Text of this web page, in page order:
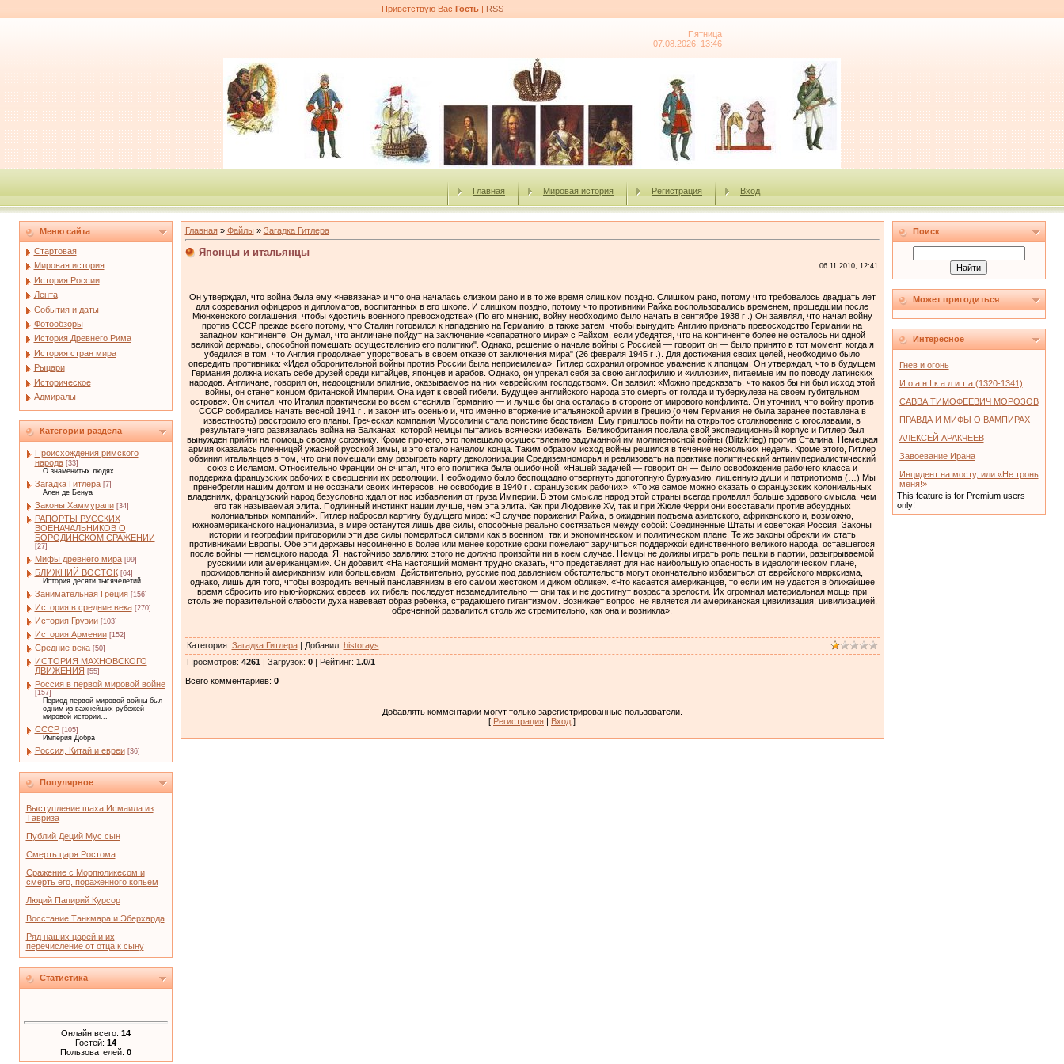
Приветствую Вас Гость | RSS
Пятница
07.08.2026, 13:46
Главная Мировая история Регистрация Вход
Меню сайта
Стартовая
Мировая история
История России
Лента
События и даты
Фотообзоры
История Древнего Рима
История стран мира
Рыцари
Историческое
Адмиралы
Категории раздела
Происхождения римского
народа [33]
О знаменитых людях
Загадка Гитлера [7]
Ален де Бенуа
Законы Хаммурапи [34]
РАПОРТЫ РУССКИХ
ВОЕНАЧАЛЬНИКОВ О
БОРОДИНСКОМ СРАЖЕНИИ
[27]
Мифы древнего мира [99]
БЛИЖНИЙ ВОСТОК [64]
История десяти тысячелетий
Занимательная Греция [156]
История в средние века [270]
История Грузии [103]
История Армении [152]
Средние века [50]
ИСТОРИЯ МАХНОВСКОГО
ДВИЖЕНИЯ [55]
Россия в первой мировой войне
[157]
Период первой мировой войны был
одним из важнейших рубежей
мировой истории...
СССР [105]
Империя Добра
Россия, Китай и евреи [36]
Популярное
Выступление шаха Исмаила из
Тавриза
Публий Деций Мус сын
Смерть царя Ростома
Сражение с Морпюликесом и
смерть его, пораженного копьем
Люций Папирий Курсор
Восстание Танкмара и Эберхарда
Ряд наших царей и их
перечисление от отца к сыну
Статистика
Онлайн всего: 14
Гостей: 14
Пользователей: 0
Главная» Файлы» Загадка Гитлера
Японцы и итальянцы
06.11.2010, 12:41
Он утверждал, что война была ему «навязана» и что она началась слизком рано и в то же время слишком поздно. Слишком рано, потому что требовалось двадцать лет
для созревания офицеров и дипломатов, воспитанных в его школе. И слишком поздно, потому что противники Райха воспользовались временем, прошедшим после
Мюнхенского соглашения, чтобы «достичь военного превосходства» (По его мнению, войну необходимо было начать в сентябре 1938 г .) Он заявлял, что начал войну
против СССР прежде всего потому, что Сталин готовился к нападению на Германию, а также затем, чтобы вынудить Англию признать превосходство Германии на
западном континенте. Он думал, что англичане пойдут на заключение «сепаратного мира» с Райхом, если убедятся, что на континенте более не осталось ни одной
великой державы, способной помешать осуществлению его политики". Однако, решение о начале войны с Россией — говорит он — было принято в тот момент, когда я
убедился в том, что Англия продолжает упорствовать в своем отказе от заключения мира" (26 февраля 1945 г .). Для достижения своих целей, необходимо было
опередить противника: «Идея оборонительной войны против России была неприемлема». Гитлер сохранил огромное уважение к японцам. Он утверждал, что в будущем
Германия должна искать себе друзей среди китайцев, японцев и арабов. Однако, он упрекал себя за свою англофилию и «иллюзии», питаемые им по поводу латинских
народов. Англичане, говорил он, недооценили влияние, оказываемое на них «еврейским господством». Он заявил: «Можно предсказать, что каков бы ни был исход этой
войны, он станет концом британской Империи. Она идет к своей гибели. Будущее английского народа это смерть от голода и туберкулеза на своем губительном
острове». Он считал, что Италия практически во всем стесняла Германию — и лучше бы она осталась в стороне от мирового конфликта. Он уточнил, что войну против
СССР собирались начать весной 1941 г . и закончить осенью и, что именно вторжение итальянской армии в Грецию (о чем Германия не была заранее поставлена в
известность) расстроило его планы. Греческая компания Муссолини стала поистине бедствием. Ему пришлось пойти на открытое столкновение с югославами, в
результате чего развязалась война на Балканах, которой немцы пытались всячески избежать. Великобритания послала свой экспедиционный корпус и Гитлер был
вынужден прийти на помощь своему союзнику. Кроме прочего, это помешало осуществлению задуманной им молниеносной войны (Blitzkrieg) против Сталина. Немецкая
армия оказалась пленницей ужасной русской зимы, и это стало началом конца. Таким образом исход войны решился в течение нескольких недель. Кроме этого, Гитлер
обвинил итальянцев в том, что они помешали ему разыграть карту деколонизации Средиземноморья и реализовать на практике политический антиимпериалистический
союз с Исламом. Относительно Франции он считал, что его политика была ошибочной. «Нашей задачей — говорит он — было освобождение рабочего класса и
поддержка французских рабочих в свершении их революции. Необходимо было беспощадно отвергнуть допотопную буржуазию, лишенную души и патриотизма (…) Мы
пренебрегли нашим долгом и не осознали своих интересов, не освободив в 1940 г . французских рабочих». «То же самое можно сказать о французских колониальных
владениях, французский народ безусловно ждал от нас избавления от груза Империи. В этом смысле народ этой страны всегда проявлял больше здравого смысла, чем
его так называемая элита. Подлинный инстинкт нации лучше, чем эта элита. Как при Людовике XV, так и при Жюле Ферри они восставали против абсурдных
колониальных компаний». Гитлер набросал картину будущего мира: «В случае поражения Райха, в ожидании подъема азиатского, африканского и, возможно,
южноамериканского национализма, в мире останутся лишь две силы, способные реально состязаться между собой: Соединенные Штаты и советская Россия. Законы
истории и географии приговорили эти две силы померяться силами как в военном, так и экономическом и политическом плане. Те же законы обрекли их стать
противниками Европы. Обе эти державы несомненно в более или менее короткие сроки пожелают заручиться поддержкой единственного великого народа, оставшегося
после войны — немецкого народа. Я, настойчиво заявляю: этого не должно произойти ни в коем случае. Немцы не должны играть роль пешки в партии, разыгрываемой
русскими или американцами». Он добавил: «На настоящий момент трудно сказать, что представляет для нас наибольшую опасность в идеологическом плане,
прожидовленный американизм или большевизм. Действительно, русские под давлением обстоятельств могут окончательно избавиться от еврейского марксизма,
однако, лишь для того, чтобы возродить вечный панславянизм в его самом жестоком и диком облике». «Что касается американцев, то если им не удастся в ближайшее
время сбросить иго нью‑йоркских евреев, их гибель последует незамедлительно — они так и не достигнут возраста зрелости. Их огромная материальная мощь при
столь же поразительной слабости духа навевает образ ребенка, страдающего гигантизмом. Возникает вопрос, не является ли американская цивилизация, цивилизацией,
обреченной развалится столь же стремительно, как она и возникла».
Категория: Загадка Гитлера| Добавил: historays
Просмотров: 4261| Загрузок: 0| Рейтинг: 1.0/1
Всего комментариев: 0
Добавлять комментарии могут только зарегистрированные пользователи.
[ Регистрация | Вход ]
Поиск
Может пригодиться
Интересное
Гнев и огонь
И о а н I к а л и т а (1320-1341)
САВВА ТИМОФЕЕВИЧ МОРОЗОВ
ПРАВДА И МИФЫ О ВАМПИРАХ
АЛЕКСЕЙ АРАКЧЕЕВ
Завоевание Ирана
Инцидент на мосту, или «Не тронь
меня!»
This feature is for Premium users
only!